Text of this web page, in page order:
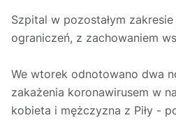
Szpital w pozostałym
ograniczeń, z zachowaniem
We wtorek odnotowano dwa
zakażenia koronawirusem w
kobieta i mężczyzna z Piły -